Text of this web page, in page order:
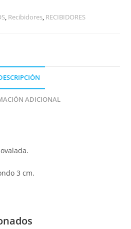
, Recibidores, RECIBIDORES
ADICIONAL
3 cm.